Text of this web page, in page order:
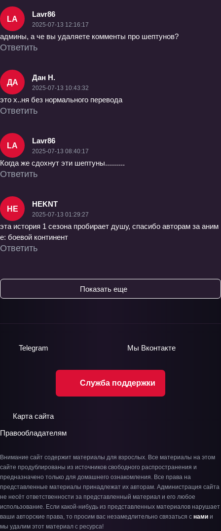
LA
Lavr86
2025-07-13 12:16:17
админы, а че вы удаляете комменты про шептунов?
Ответить
ДА
Дан Н.
2025-07-13 10:43:32
это х..ня без нормального перевода
Ответить
LA
Lavr86
2025-07-13 08:40:17
Когда же сдохнут эти шептуны..........
Ответить
HE
HEKNT
2025-07-13 01:29:27
эта история 1 сезона пробирает душу, спасибо авторам за аним
е: боевой континент
Ответить
Показать еще
Служба поддержки
Telegram Мы Вконтакте
Карта сайта
Правообладателям
Внимание сайт содержит материалы для взрослых. Все материалы на этом
сайте продублированы из источников свободного распространения и
предназначено только для домашнего ознакомления. Все права на
представленные материалы принадлежат их авторам. Администрация сайта
не несёт ответственности за представленный материал и его любое
использование. Если какой-нибудь из представленных материалов нарушает
ваши авторские права, то просим вас незамедлительно связаться с нами и
мы удалим этот материал с ресурса!